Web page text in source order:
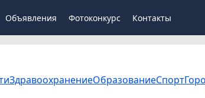
Объявления Фотоконкурс Контакты
ЗдравоохранениеОбразованиеСпорт